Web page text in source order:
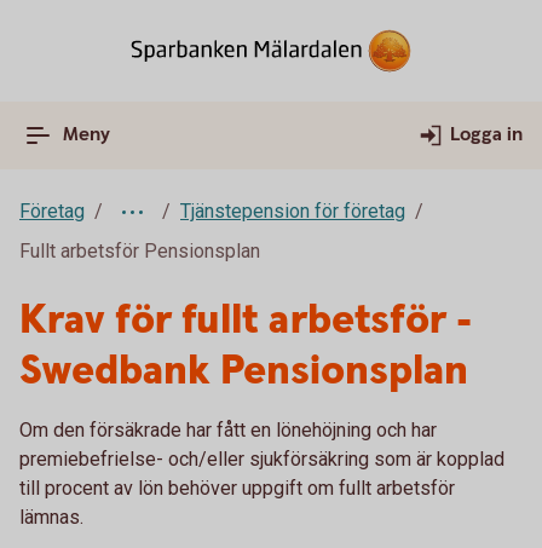
Meny Logga in
Företag
Tjänstepension för företag
Fullt arbetsför Pensionsplan
Krav för fullt arbetsför -
Swedbank Pensionsplan
Om den försäkrade har fått en lönehöjning och har
premiebefrielse- och/eller sjukförsäkring som är kopplad
till procent av lön behöver uppgift om fullt arbetsför
lämnas.